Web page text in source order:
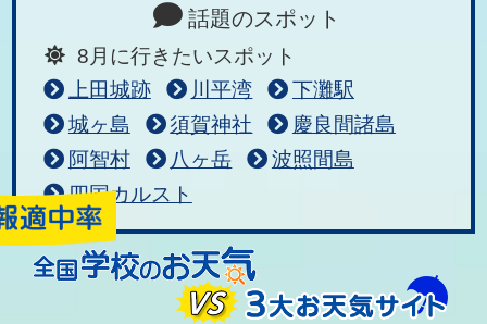
話題のスポット
8月に行きたいスポット
上田城跡
川平湾
下灘駅
城ヶ島
須賀神社
慶良間諸島
阿智村
八ヶ岳
波照間島
四国カルスト